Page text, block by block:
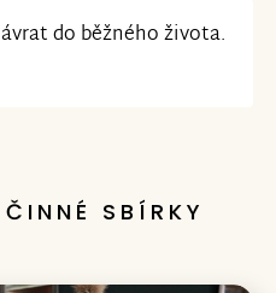
do běžného života.
SBÍRKY